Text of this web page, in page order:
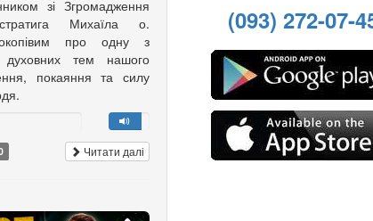
зі Згромадження
Михаїла о.
про одну з
духовних тем нашого
покаяння та силу
Читати далі
(093) 272-07-